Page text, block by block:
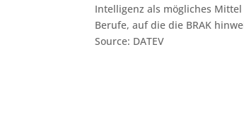
Intelligenz als mögliches
Berufe, auf die die BRAK
Source: DATEV